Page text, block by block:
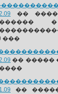
��
�
���
�� �����
��